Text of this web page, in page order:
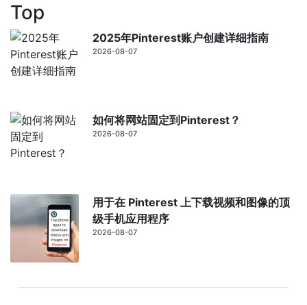
Top
2025年Pinterest账户创建详细指南
2026-08-07
如何将网站固定到Pinterest？
2026-08-07
用于在 Pinterest 上下载视频和图像的顶
级手机应用程序
2026-08-07